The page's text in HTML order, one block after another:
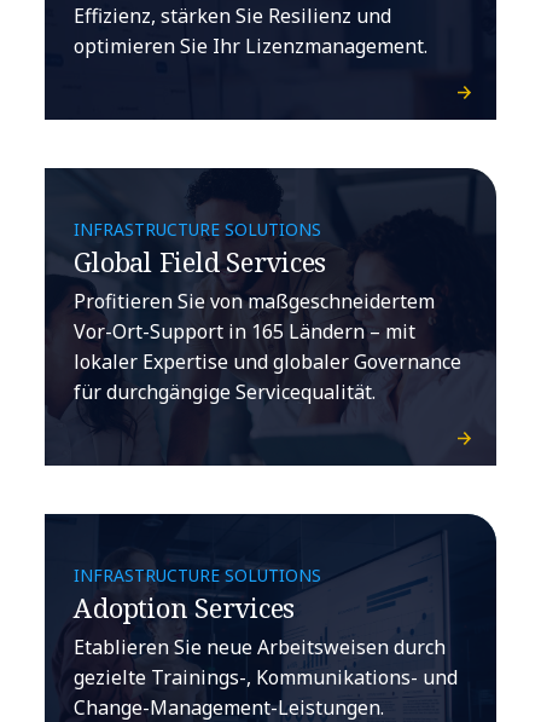
Effizienz, stärken Sie Resilienz und
optimieren Sie Ihr Lizenzmanagement.
INFRASTRUCTURE SOLUTIONS
Global Field Services
Profitieren Sie von maßgeschneidertem
Vor-Ort-Support in 165 Ländern – mit
lokaler Expertise und globaler Governance
für durchgängige Servicequalität.
INFRASTRUCTURE SOLUTIONS
Adoption Services
Etablieren Sie neue Arbeitsweisen durch
gezielte Trainings-, Kommunikations- und
Change-Management-Leistungen.